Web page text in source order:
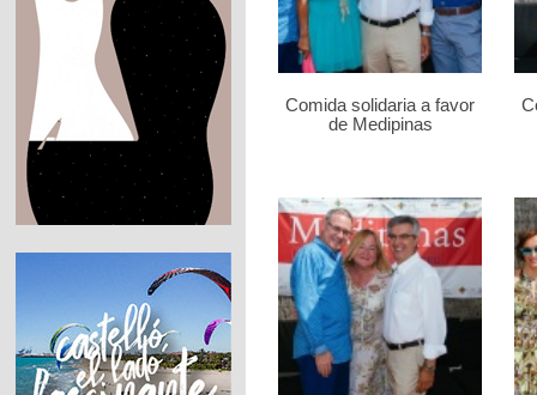
Comida solidaria a favor
de Medipinas